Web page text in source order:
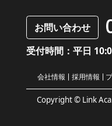
お問い合わせ
受付時間：平日
Copyright © Link
会社情報 採用情報